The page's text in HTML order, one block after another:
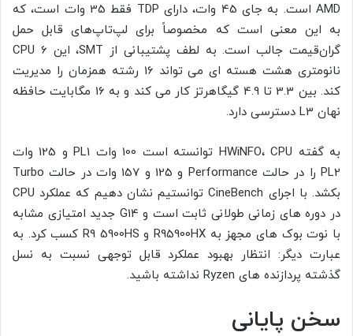
AMD است. به جای 45 وات، دارای TDP فقط 35 وات است، که
به این معنی است که مخصوصاً برای لپ‌تاپ‌های قابل حمل
گران‌قیمت جالب است. به لطف پشتیبانی از SMT، این CPU 6
نانومتری هشت هسته ای می تواند 16 رشته همزمان را مدیریت
کند. بین 3.3 تا 4.9 گیگاهرتز کار می کند و به 16 مگابایت حافظه
نهان L3 دسترسی دارد.
به گفته HWiNFO، CPU توانسته است 100 وات PL1 و 125 وات
PL2 را در حالت Performance و 125 و 157 وات در حالت Turbo
بکشد. با اجرای CineBench توانستیم نشان دهیم که عملکرد CPU
در دوره های زمانی طولانی ثابت است و G14 جدید امتیازی مشابه
با نوت بوک های مجهز به R95900HX و R9 5900HS کسب کرد. به
عبارت دیگر: انتظار بهبود عملکرد قابل توجهی نسبت به نسل
گذشته پردازنده های Ryzen نداشته باشید.
سخن پایانی